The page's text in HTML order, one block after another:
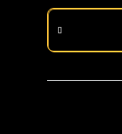
Gift
Card
Fisica